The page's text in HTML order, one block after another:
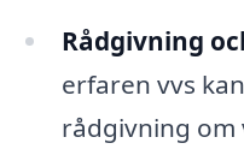
Rådgivning
erfaren vvs
rådgivning om